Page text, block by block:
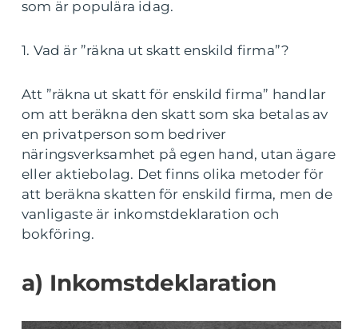
som är populära idag.
1. Vad är ”räkna ut skatt enskild firma”?
Att ”räkna ut skatt för enskild firma” handlar
om att beräkna den skatt som ska betalas av
en privatperson som bedriver
näringsverksamhet på egen hand, utan ägare
eller aktiebolag. Det finns olika metoder för
att beräkna skatten för enskild firma, men de
vanligaste är inkomstdeklaration och
bokföring.
a) Inkomstdeklaration